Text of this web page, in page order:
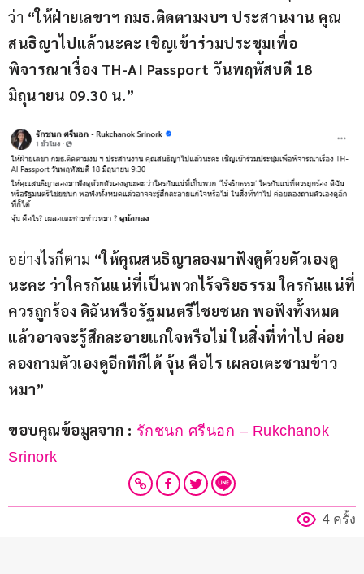
ว่า “ให้ฝ่ายเลขาฯ กมธ.ติดตามงบฯ ประสานงาน คุณ
สนธิญาไปแล้วนะคะ เชิญเข้าร่วมประชุมเพื่อ
พิจารณาเรื่อง TH-AI Passport วันพฤหัสบดี 18
มิถุนายน 09.30 น.”
อย่างไรก็ตาม “ให้คุณสนธิญาลองมาฟังดูด้วยตัวเองดู
นะคะ ว่าใครกันแน่ที่เป็นพวกไร้จริยธรรม ใครกันแน่ที่
ควรถูกร้อง ดิฉันหรือรัฐมนตรีไชยชนก พอฟังทั้งหมด
แล้วอาจจะรู้สึกละอายแก่ใจหรือไม่ ในสิ่งที่ทำไป ค่อย
ลองถามตัวเองดูอีกทีก็ได้ จุ้น คือไร เผลอเตะชามข้าว
หมา”
ขอบคุณข้อมูลจาก : รักชนก ศรีนอก – Rukchanok
Srinork
4 ครั้ง